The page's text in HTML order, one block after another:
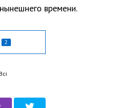
времени.
2
Всі